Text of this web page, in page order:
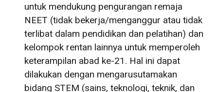
untuk mendukung pengurangan remaja
NEET (tidak bekerja/menganggur atau tidak
terlibat dalam pendidikan dan pelatihan) dan
kelompok rentan lainnya untuk memperoleh
keterampilan abad ke-21. Hal ini dapat
dilakukan dengan mengarusutamakan
bidang STEM (sains, teknologi, teknik, dan